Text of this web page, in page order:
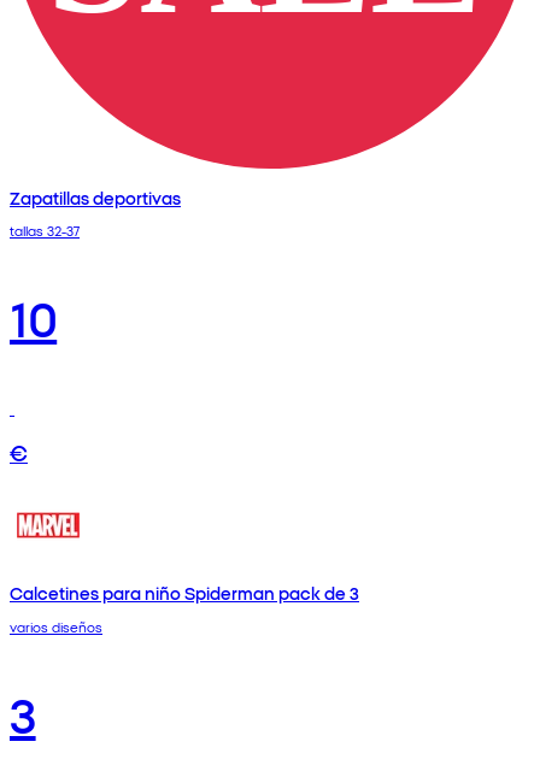
Zapatillas deportivas
tallas 32-37
10
€
Calcetines para niño Spiderman pack de 3
varios diseños
3